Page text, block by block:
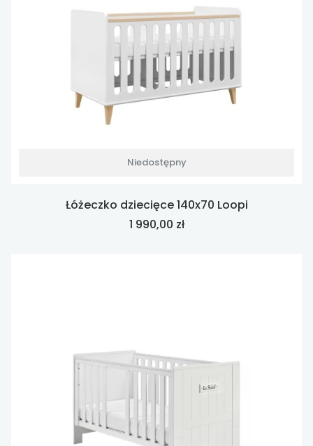
Niedostępny
Łóżeczko dziecięce 140x70 Loopi
Cena
1 990,00 zł